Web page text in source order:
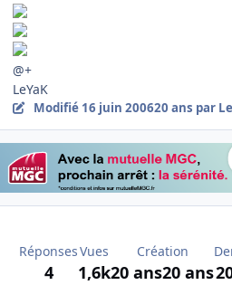
@+
LeYaK
Modifié 16 juin 200620 ans par
Réponses
4
Vues
1,6k
Création
20 ans20 ans